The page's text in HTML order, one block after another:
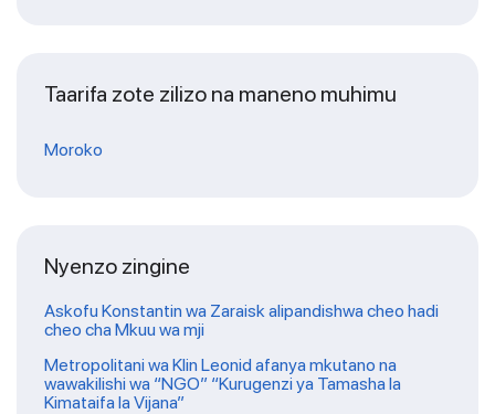
Taarifa zote zilizo na maneno muhimu
Moroko
Nyenzo zingine
Askofu Konstantin wa Zaraisk alipandishwa cheo hadi
cheo cha Mkuu wa mji
Metropolitani wa Klin Leonid afanya mkutano na
wawakilishi wa “NGO” “Kurugenzi ya Tamasha la
Kimataifa la Vijana”